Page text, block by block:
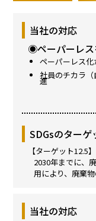
当社の対応
◉ペーパーレス
ペーパーレス
社員のチカラ
進
SDGsのターゲ
【ターゲット12.5】
2030年までに、
用により、廃棄
当社の対応